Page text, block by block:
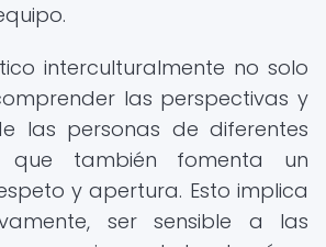
interculturalmente no solo
las perspectivas y
las personas de diferentes
que también fomenta un
y apertura. Esto implica
ser sensible a las